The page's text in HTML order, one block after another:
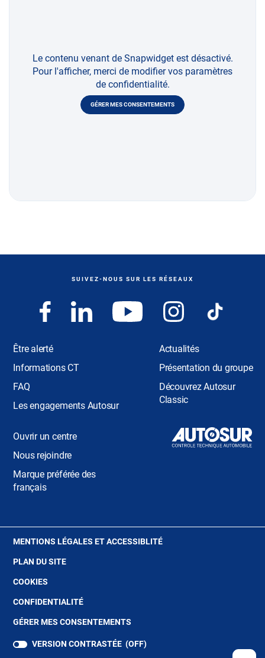
Le contenu venant de Snapwidget est désactivé.
Pour l'afficher, merci de modifier vos paramètres
de confidentialité.
GÉRER MES CONSENTEMENTS
SUIVEZ-NOUS SUR LES RÉSEAUX
Être alerté
Informations CT
FAQ
Les engagements Autosur
Actualités
Présentation du groupe
Découvrez Autosur
Classic
Ouvrir un centre
Nous rejoindre
Marque préférée des
français
MENTIONS LÉGALES ET ACCESSIBLITÉ(OUVRE
PLAN DU SITE
COOKIES
UNE
FENÊTRE)
CONFIDENTIALITÉ(OUVRE
UNE
FENÊTRE)
GÉRER MES CONSENTEMENTS
VERSION CONTRASTÉE (OFF)